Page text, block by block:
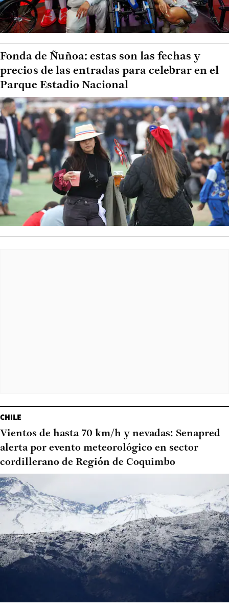
Fonda de Ñuñoa: estas son las fechas y
precios de las entradas para celebrar en el
Parque Estadio Nacional
CHILE
Vientos de hasta 70 km/h y nevadas: Senapred
alerta por evento meteorológico en sector
cordillerano de Región de Coquimbo